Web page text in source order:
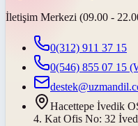
İletişim Merkezi (09.00 -
0(312) 911 37 15
0(546) 855 07 15
Hacettepe İvedik
4. Kat Ofis No: 32